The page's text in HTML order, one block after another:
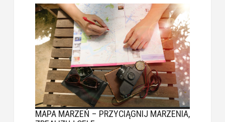
MAPA MARZEŃ – PRZYCIĄGNIJ MARZENIA,